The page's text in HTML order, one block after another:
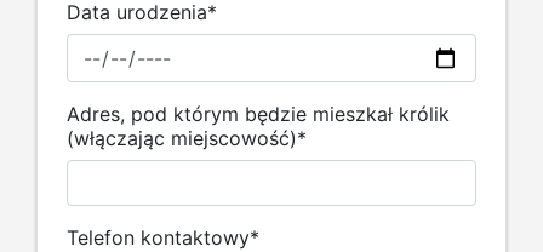
Data urodzenia*
Adres, pod którym będzie mieszkał królik
(włączając miejscowość)*
Telefon kontaktowy*